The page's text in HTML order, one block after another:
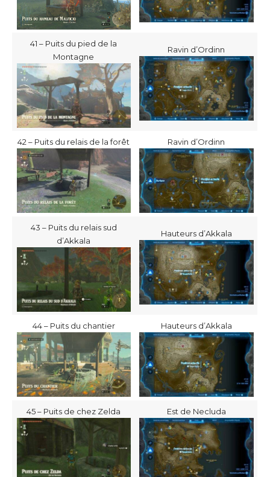
41 – Puits du pied de la
Montagne
Ravin d’Ordinn
42 – Puits du relais de la forêt Ravin d’Ordinn
43 – Puits du relais sud
d’Akkala
Hauteurs d’Akkala
44 – Puits du chantier Hauteurs d’Akkala
45 – Puits de chez Zelda Est de Necluda